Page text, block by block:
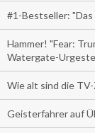
#1-Bestseller:
Hammer! "Fear:
Watergate-
Wie alt sind die
Geisterfahrer auf